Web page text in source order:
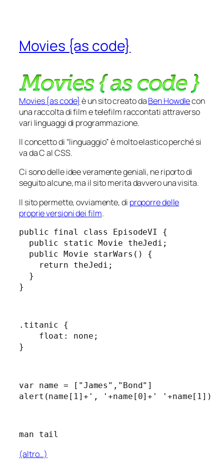
Movies {as code}
Movies {as code}è un sito creato daBen Howdlecon
una raccolta di film e telefilm raccontati attraverso
vari linguaggi di programmazione.
Il concetto di “linguaggio” è molto elastico perché si
va da C al CSS.
Ci sono delle idee veramente geniali, ne riporto di
seguito alcune, ma il sito merita davvero una visita.
Il sito permette, ovviamente, di proporre delle
proprie versioni dei film.
public final class EpisodeVI {
  public static Movie theJedi;
  public Movie starWars() {
    return theJedi;
  }
}
.titanic {
    float: none;
}
var name = ["James","Bond"]
alert(name[1]+', '+name[0]+' '+name[1])
man tail
(altro…)